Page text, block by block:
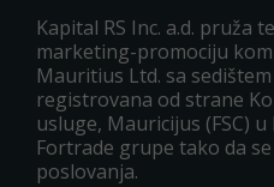
Kapital RS Inc. a.d. pruža
marketing-promociju
Mauritius Ltd. sa
registrovana od strane
usluge, Mauricijus (FSC)
Fortrade grupe tako da
poslovanja.